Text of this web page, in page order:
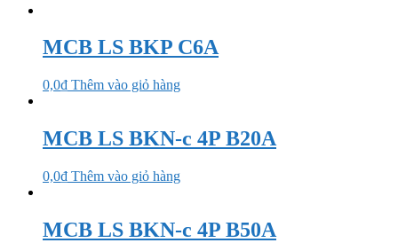
MCB LS BKP C6A
0,0₫ Thêm vào giỏ hàng
MCB LS BKN-c 4P B20A
0,0₫ Thêm vào giỏ hàng
MCB LS BKN-c 4P B50A